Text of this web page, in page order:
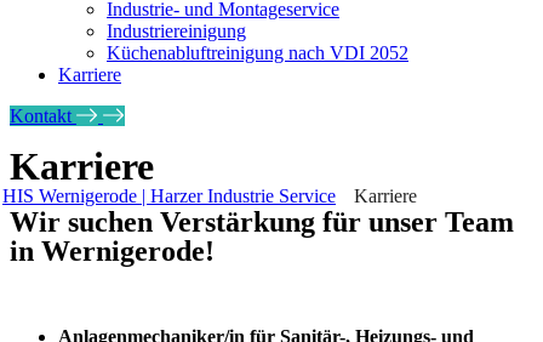
Industrie- und Montage­service
Industrie­reinigung
Küchenabluftreinigung nach VDI 2052
Karriere
Kontakt
Karriere
HIS Wernigerode | Harzer Industrie Service Karriere
Wir suchen Verstärkung für unser Team
in Wernigerode!
Anlagenmechaniker/in für Sanitär-, Heizungs- und